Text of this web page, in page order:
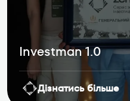
Investman 1.0
Дізнатись більше